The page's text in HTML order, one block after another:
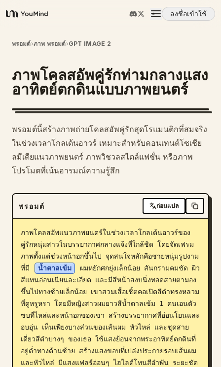
YouMind
ลงชื่อเข้าใช้
ภาพรวม
กรณีการใช้งาน
ทักษะ
พรอมต์
ราคา
ดาวน์โหลด
บล็อก
อัปเดต
พรอมต์›ภาพ พรอมต์›GPT IMAGE 2
ภาพโคลสอัพคู่รักท่ามกลางแสง
อาทิตย์ตกดินแบบภาพยนตร์
พรอมต์นี้สร้างภาพถ่ายโคลสอัพคู่รักสุดโรแมนติกที่สมจริง
ในช่วงเวลาโกลเด้นอาวร์ เหมาะสำหรับคอนเทนต์โซเชีย
ลมีเดียแนวภาพยนตร์ ภาพวิชวลสไตล์แฟชั่น หรือภาพ
โปรโมตที่เน้นอารมณ์ความรู้สึก
พรอมต์ ก่อนแปล
ภาพโคลสอัพแนวภาพยนตร์ในช่วงเวลาโกลเด้นอาวร์ของ
คู่รักหนุ่มสาวในบรรยากาศกลางแจ้งที่ใกล้ชิด โดยจัดเฟรม
ภาพตั้งแต่ช่วงหน้าอกขึ้นไป จุดสนใจหลักคือชายหนุ่มรูปงาม
ที่มี
น้ำตาลเข้ม
ผมหยักศกยุ่งเล็กน้อย สันกรามคมชัด ผิว
สีแทนอ่อนเนียนละเอียด และมีสีหน้าสงบนิ่งทอดสายตามอง
ขึ้นไปทางซ้ายเล็กน้อย เขาสวมเสื้อเชิ้ตคอเปิดสีดำทรงหลวม
ที่ดูหรูหรา โดยมีหญิงสาวผมยาวสีน้ำตาลเข้ม 1 คนเอนตัว
ซบที่ไหล่และหน้าอกของเขา สร้างบรรยากาศที่อ่อนโยนและ
อบอุ่น เห็นเพียงบางส่วนของเส้นผม หัวไหล่ และชุดสาย
เดี่ยวสีดำบางๆ ของเธอ ใช้แสงย้อนจากพระอาทิตย์ตกดินที่
อยู่ต่ำทางด้านซ้าย สร้างแสงขอบที่เปล่งประกายรอบเส้นผม
และหัวไหล่ มีแสงแฟลร์อ่อนๆ ไฮไลต์โทนสีอำพัน ระยะชัด